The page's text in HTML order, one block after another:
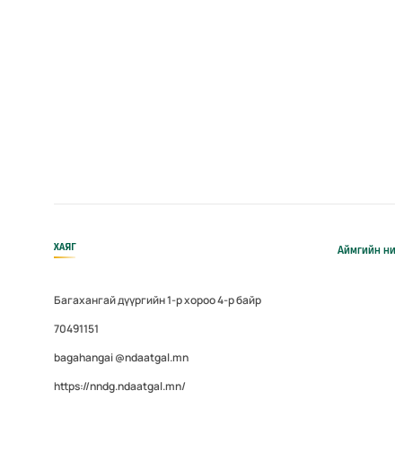
ХАЯГ
Багахангай дүүргийн 1-р хороо 4-р байр
70491151
bagahangai @ndaatgal.mn
https://nndg.ndaatgal.mn/
Аймгийн